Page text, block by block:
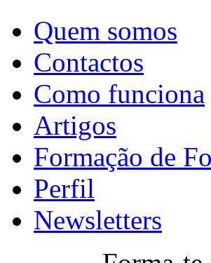
Quem somos
Contactos
Como funciona
Artigos
Formação de
Perfil
Newsletters